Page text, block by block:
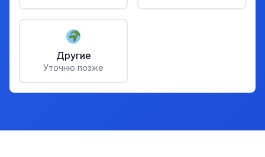
Другие
Уточню позже